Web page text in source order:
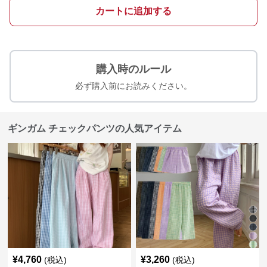
カートに追加する
購入時のルール
必ず購入前にお読みください。
ギンガム チェックパンツの人気アイテム
¥4,760 (税込) ¥3,260 (税込)